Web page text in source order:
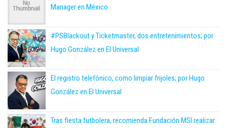
Manager en México
#PSBlackout y Ticketmaster, dos entretenimientos; por
Hugo González en El Universal
El registro telefónico, como limpiar frijoles; por Hugo
González en El Universal
Tras fiesta futbolera, recomienda Fundación MSI realizar